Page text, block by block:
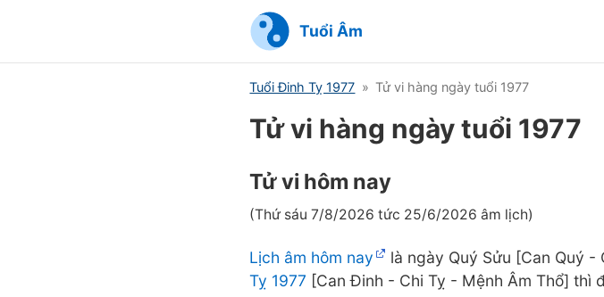
Tuổi Âm
Tuổi Đinh Tỵ 1977 Tử vi hàng ngày tuổi 1977
Tử vi hàng ngày tuổi 1977
Tử vi hôm nay
(Thứ sáu 7/8/2026 tức 25/6/2026 âm lịch)
Lịch âm hôm nay là ngày Quý Sửu [Can Quý
Tỵ 1977 [Can Đinh - Chi Tỵ - Mệnh Âm Thổ] thì